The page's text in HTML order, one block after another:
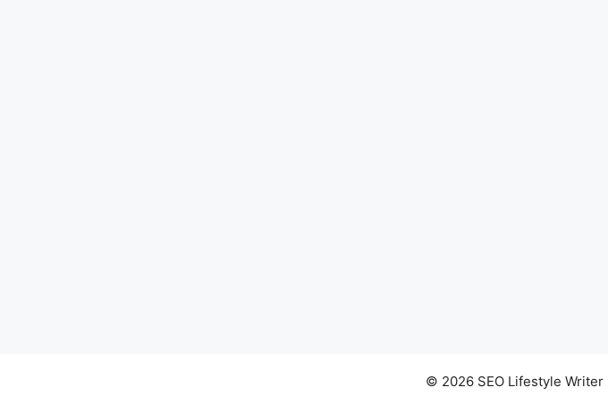
© 2026 SEO Lifestyle Writer